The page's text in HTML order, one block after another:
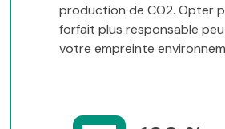
production de CO2. Opter
forfait plus responsable
votre empreinte